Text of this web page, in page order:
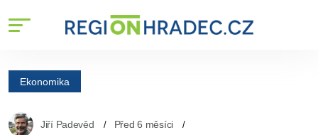
Ekonomika
Jiří Padevěd Před 6 měsíci